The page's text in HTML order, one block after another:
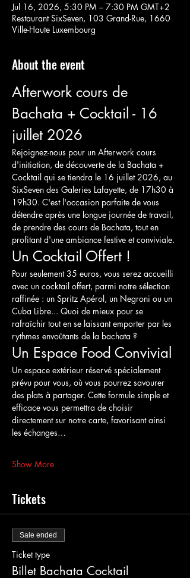
Jul 16, 2026, 5:30 PM – 7:30 PM GMT+2
Restaurant SixSeven, 103 Grand-Rue, 1660
Ville-Haute Luxembourg
About the event
Afterwork cours de
Bachata + Cocktail - 16
juillet 2026
Rejoignez-nous pour un Afterwork cours
d'initiation, de découverte de la Bachata +
Cocktail qui se tiendra le 16 juillet 2026, au
SixSeven des Galeries Lafayette, de 17h30 à
19h30. C'est l'occasion parfaite de vous
détendre après une longue journée de travail,
de prendre des cours de Bachata, tout en
profitant d'une ambiance festive et conviviale.
Un Cocktail Offert !
Pour seulement 35 euros, vous serez accueilli
avec un cocktail offert, parmi notre sélection
raffinée : un Spritz Apérol, un Negroni ou un
Cuba Libre... Quoi de mieux pour se
rafraîchir tout en se laissant emporter par les
rythmes envoûtants de la bachata ?
Un Espace Food Convivial
Un espace extérieur réservé spécialement
prévu pour vous, où vous pourrez savourer
des plats à partager. Cette formule simple et
efficace vous permettra de choisir
directement sur notre carte, favorisant ainsi
les échanges…
Show More
Tickets
Sale ended
Ticket type
Billet Bachata Cocktail